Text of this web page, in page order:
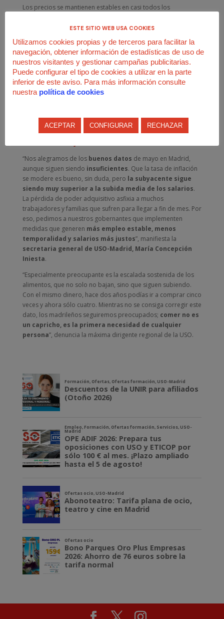
Los precios se mantienen estables en casi todos los
(-1,7 %) y enocio y cultura(-0,5 %). Al contrario,
los bolsillos de los madrileños sufren con el vestido y el
calzado
(+2,6 %) y la alimentación
(+0,2 %). Si bien es cierto
que su evolución es positiva, llenar
la cesta de la compra
sigue costando casi un 12 % más que hace un año
y ha
subido un 24 % desde enero del 2021. Es decir, que, si dos
años atrás gastabas 100 euros en alimentos y bebidas no
alcohólicas, ahora necesitas 124.
Empleo estable, menos temporalidad y
“Nos alegramos de los buenos datos de mayo en Madrid,
aunque siguen siendo insuficientes. Que la tasa de inflación
se modere es bueno, sin duda, pero la subyacente sigue
siendo muy superior a la subida media de los salarios.
La pérdida de poder adquisitivo asfixia a muchos
trabajadores y familias que sufren para llegar a fin de mes. Por
eso, pedimos a nuestros gobernantes que implementen
medidas que generen más empleo estable, menos
temporalidad y salarios más justos”, manifiesta la
secretaria general de USO-Madrid, María Concepción
Iniesta.
“Especialmente preocupante es la escalada sostenida de los
alimentos, que no solo no bajan, sino que siguen subiendo.
Con el mismo dinero, hace dos años podías ir a comprar cinco
veces y ahora sólo cuatro. Mientras no se consiga corregir este
dato, los madrileños seguiremos preocupados; comer no es
un capricho, es la primera necesidad de cualquier
persona”, denuncia la máxima dirigente regional de la USO.
ESTE SITIO WEB USA COOKIES
Utilizamos cookies propias y de terceros para facilitar la
navegación, obtener información de estadísticas de uso de
nuestros visitantes y gestionar campañas publicitarias.
Puede configurar el tipo de cookies a utilizar en la parte
inferior de este aviso. Para más información consulte
nuestra política de cookies
ACEPTAR CONFIGURAR RECHAZAR